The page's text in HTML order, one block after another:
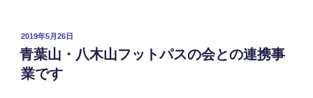
投
稿
日:
2019年5月26日
青葉山・八木山フットパスの会との連携事
業です